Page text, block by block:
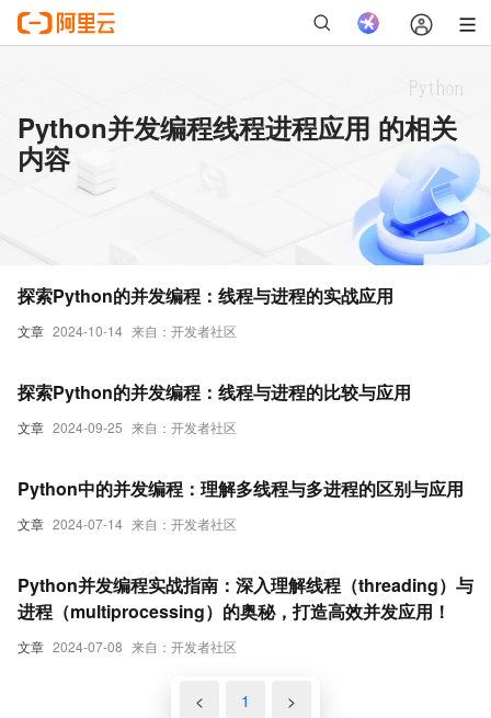
Python并发编程线程进程应用 的相关
内容
文章 2024-10-14 来自：开发者社区
探索Python的并发编程：线程与进程的实战应用
文章 2024-09-25 来自：开发者社区
探索Python的并发编程：线程与进程的比较与应用
文章 2024-07-14 来自：开发者社区
Python中的并发编程：理解多线程与多进程的区别与应用
文章 2024-07-08 来自：开发者社区
Python并发编程实战指南：深入理解线程（threading）与
进程（multiprocessing）的奥秘，打造高效并发应用！
< 1 >